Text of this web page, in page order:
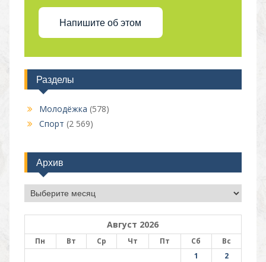
Напишите об этом
Разделы
Молодёжка (578)
Спорт (2 569)
Архив
Архив
Август 2026
Пн Вт Ср Чт Пт Сб
Вс
1
2